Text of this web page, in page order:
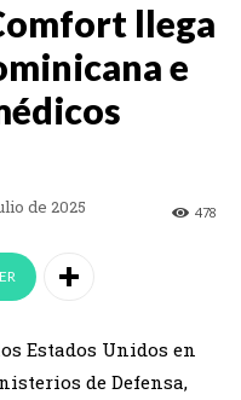
llega
e
de 2025 478
Estados Unidos en
de Defensa,